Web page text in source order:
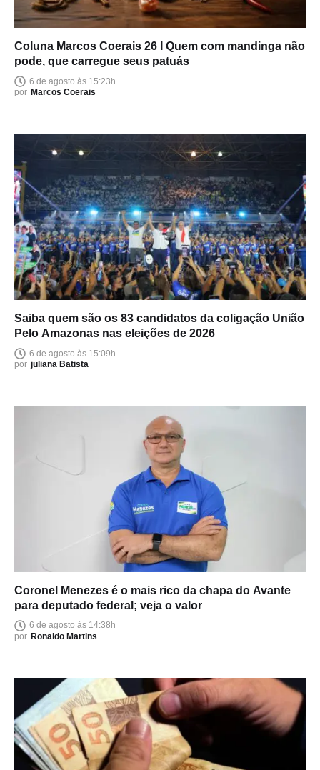
Coluna Marcos Coerais 26 I Quem com mandinga não
pode, que carregue seus patuás
6 de agosto às 15:23h
por Marcos Coerais
Saiba quem são os 83 candidatos da coligação União
Pelo Amazonas nas eleições de 2026
6 de agosto às 15:09h
por juliana Batista
Coronel Menezes é o mais rico da chapa do Avante
para deputado federal; veja o valor
6 de agosto às 14:38h
por Ronaldo Martins